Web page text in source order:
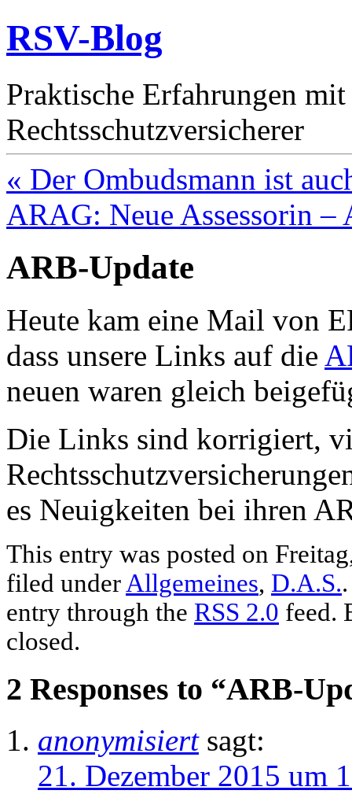
RSV-Blog
Praktische Erfahrungen
Rechtsschutzversicherer
« Der Ombudsmann ist
ARAG: Neue Assessorin –
ARB-Update
Heute kam eine Mail von
dass unsere Links auf die
neuen waren gleich
Die Links sind korrigiert,
es Neuigkeiten bei ihren
This entry was posted on
filed under Allgemeines, D.A.S.
entry through the RSS 2.0 feed.
closed.
2 Responses to “ARB-
anonymisiert sagt:
21. Dezember 2015 um